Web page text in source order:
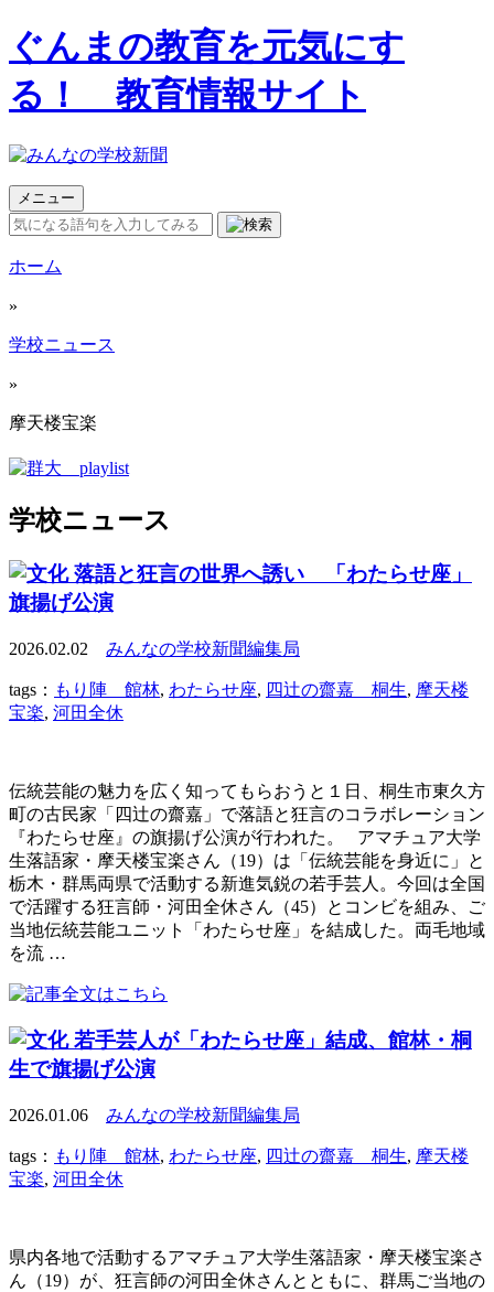
ぐんまの教育を元気にす
る！ 教育情報サイト
メニュー
ホーム
»
学校ニュース
»
摩天楼宝楽
学校ニュース
落語と狂言の世界へ誘い 「わたらせ座」
旗揚げ公演
2026.02.02 みんなの学校新聞編集局
tags： もり陣 館林, わたらせ座, 四辻の齋嘉 桐生, 摩天楼
宝楽, 河田全休
伝統芸能の魅力を広く知ってもらおうと１日、桐生市東久方
町の古民家「四辻の齋嘉」で落語と狂言のコラボレーション
『わたらせ座』の旗揚げ公演が行われた。 アマチュア大学
生落語家・摩天楼宝楽さん（19）は「伝統芸能を身近に」と
栃木・群馬両県で活動する新進気鋭の若手芸人。今回は全国
で活躍する狂言師・河田全休さん（45）とコンビを組み、ご
当地伝統芸能ユニット「わたらせ座」を結成した。両毛地域
を流 …
若手芸人が「わたらせ座」結成、館林・桐
生で旗揚げ公演
2026.01.06 みんなの学校新聞編集局
tags： もり陣 館林, わたらせ座, 四辻の齋嘉 桐生, 摩天楼
宝楽, 河田全休
県内各地で活動するアマチュア大学生落語家・摩天楼宝楽さ
ん（19）が、狂言師の河田全休さんとともに、群馬ご当地の